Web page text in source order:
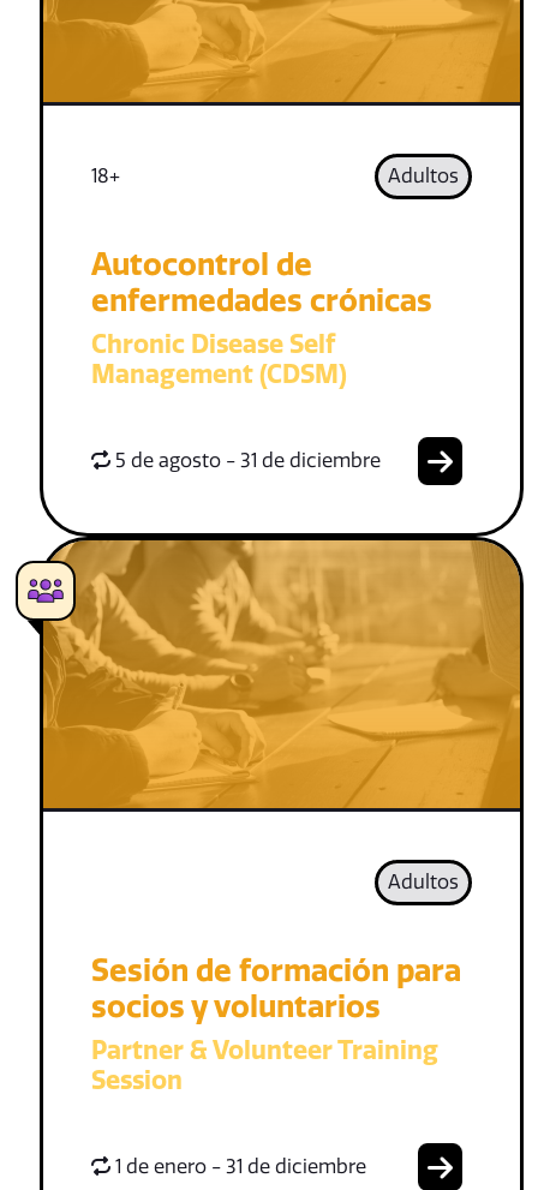
18+ Adultos
Autocontrol de
enfermedades crónicas
Chronic Disease Self
Management (CDSM)
5 de agosto - 31 de diciembre
Adultos
Sesión de formación para
socios y voluntarios
Partner & Volunteer Training
Session
1 de enero - 31 de diciembre